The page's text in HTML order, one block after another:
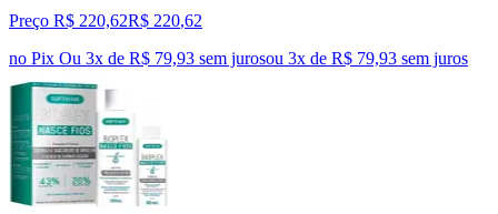
Preço R$ 220,62R$ 220,62
no Pix Ou 3x de R$ 79,93 sem jurosou 3x de R$ 79,93 sem juros